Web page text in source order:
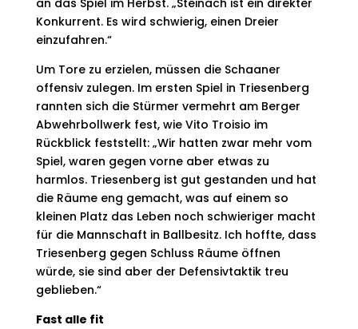
an das Spiel im Herbst. „Steinach ist ein direkter
Konkurrent. Es wird schwierig, einen Dreier
einzufahren.“
Um Tore zu erzielen, müssen die Schaaner
offensiv zulegen. Im ersten Spiel in Triesenberg
rannten sich die Stürmer vermehrt am Berger
Abwehrbollwerk fest, wie Vito Troisio im
Rückblick feststellt: „Wir hatten zwar mehr vom
Spiel, waren gegen vorne aber etwas zu
harmlos. Triesenberg ist gut gestanden und hat
die Räume eng gemacht, was auf einem so
kleinen Platz das Leben noch schwieriger macht
für die Mannschaft in Ballbesitz. Ich hoffte, dass
Triesenberg gegen Schluss Räume öffnen
würde, sie sind aber der Defensivtaktik treu
geblieben.“
Fast alle fit